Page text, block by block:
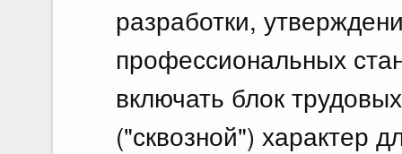
разработки,
профессиональных
включать блок
("сквозной") характер